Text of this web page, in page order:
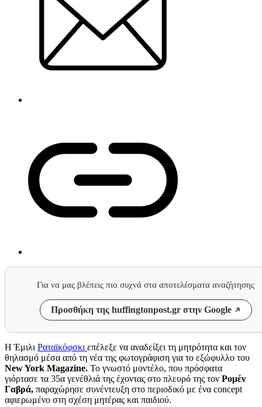
Για να μας βλέπεις πιο συχνά στα αποτελέσματα αναζήτησης
Προσθήκη της huffingtonpost.gr στην Google
Η Έμιλι Ραταϊκόφσκι επέλεξε να αναδείξει τη μητρότητα και τον
θηλασμό μέσα από τη νέα της φωτογράφιση για το εξώφυλλο του
New York Magazine. Το γνωστό μοντέλο, που πρόσφατα
γιόρτασε τα 35α γενέθλιά της έχοντας στο πλευρό της τον Ρομέν
Γαβρά, παραχώρησε συνέντευξη στο περιοδικό με ένα concept
αφιερωμένο στη σχέση μητέρας και παιδιού.